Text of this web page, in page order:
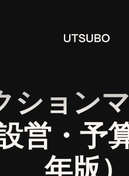
ション
営・予